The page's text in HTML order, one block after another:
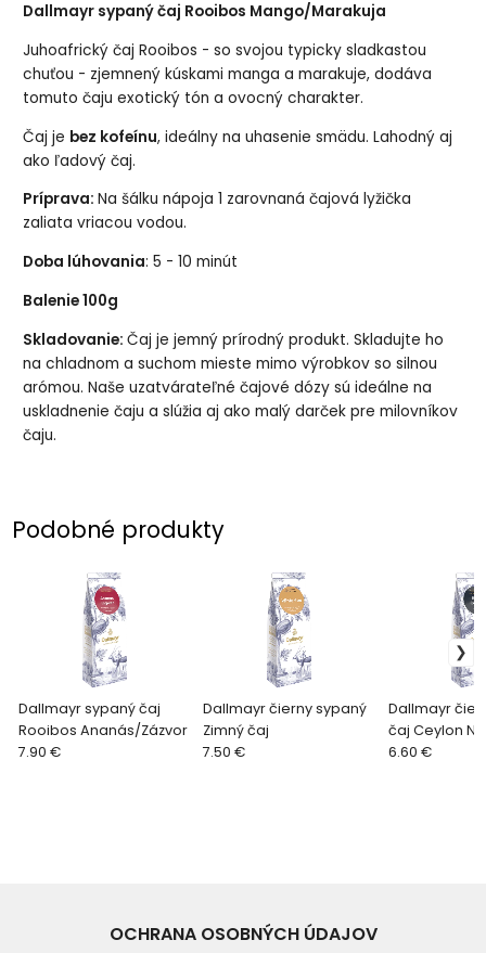
Dallmayr sypaný čaj Rooibos Mango/Marakuja
Juhoafrický čaj Rooibos - so svojou typicky sladkastou
chuťou - zjemnený kúskami manga a marakuje, dodáva
tomuto čaju exotický tón a ovocný charakter.
Čaj je bez kofeínu, ideálny na uhasenie smädu. Lahodný aj
ako ľadový čaj.
Príprava:Na šálku nápoja 1 zarovnaná čajová lyžička
zaliata vriacou vodou.
Doba lúhovania: 5 - 10 minút
Balenie 100g
Skladovanie:Čaj je jemný prírodný produkt. Skladujte ho
na chladnom a suchom mieste mimo výrobkov so silnou
arómou. Naše uzatvárateľné čajové dózy sú ideálne na
uskladnenie čaju a slúžia aj ako malý darček pre milovníkov
čaju.
Podobné produkty
Dallmayr sypaný čaj
Rooibos Ananás/Zázvor
7.90 €
Dallmayr čierny sypaný
Zimný čaj
7.50 €
Dallmayr
čaj Ceylon
6.60 €
OCHRANA OSOBNÝCH ÚDAJOV